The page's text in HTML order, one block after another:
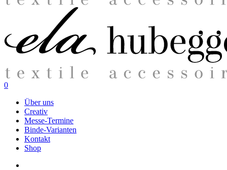
search
0
Über uns
Creativ
Messe-Termine
Binde-Varianten
Kontakt
Shop